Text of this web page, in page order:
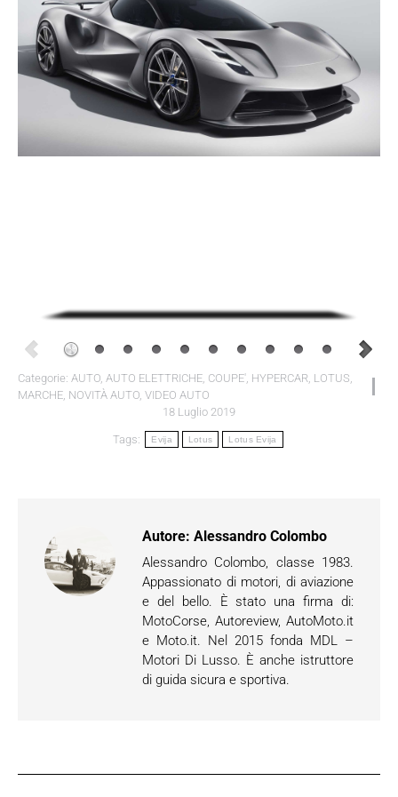
Categorie: AUTO, AUTO ELETTRICHE, COUPE', HYPERCAR, LOTUS,
MARCHE, NOVITÀ AUTO, VIDEO AUTO
18 Luglio 2019
Tags: Evija Lotus Lotus Evija
Autore: Alessandro Colombo
Alessandro Colombo, classe 1983.
Appassionato di motori, di aviazione
e del bello. È stato una firma di:
MotoCorse, Autoreview, AutoMoto.it
e Moto.it. Nel 2015 fonda MDL –
Motori Di Lusso. È anche istruttore
di guida sicura e sportiva.